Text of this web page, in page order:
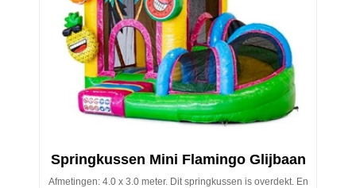
Springkussen Mini Flamingo Glijbaan
Afmetingen: 4.0 x 3.0 meter. Dit springkussen is overdekt. En